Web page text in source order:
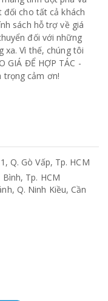
cho tất cả khách
sách hỗ trợ về giá
đối với những
xa. Vì thế, chúng tôi
GIÁ ĐỂ HỢP TÁC -
trọng cảm ơn!
Q. Gò Vấp, Tp. HCM
Tp. HCM
Q. Ninh Kiều, Cần